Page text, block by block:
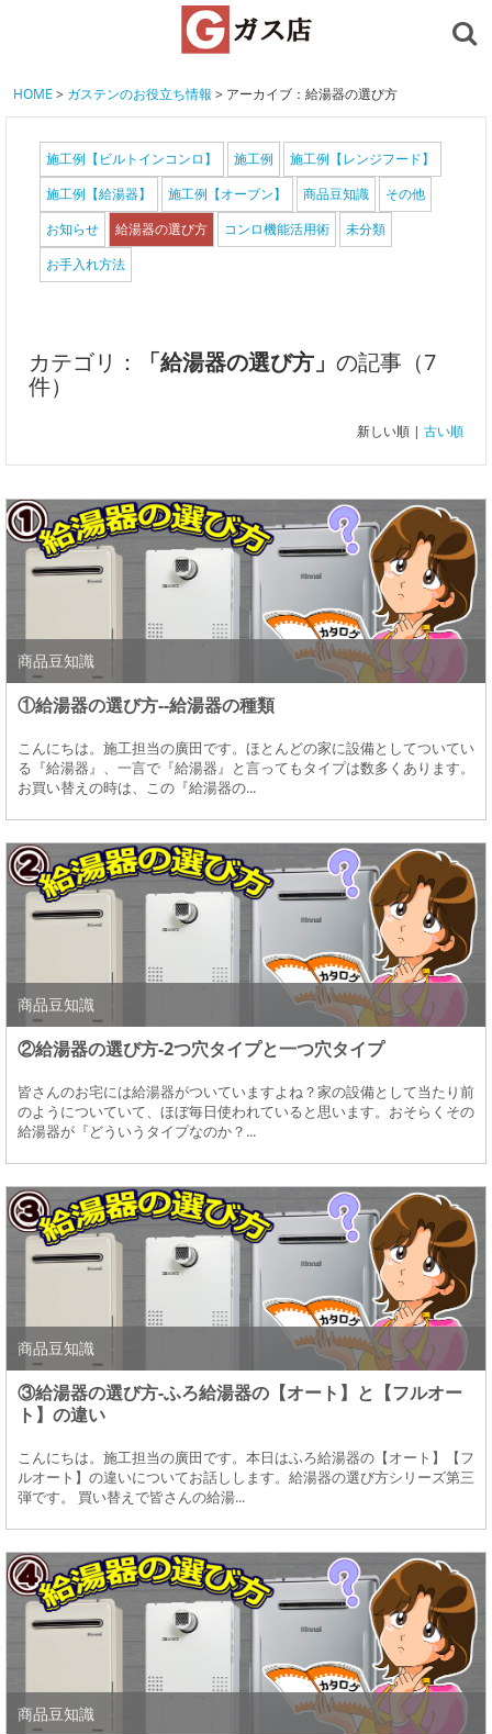
HOME > ガステンのお役立ち情報 > アーカイブ：給湯器の選び方
施工例【ビルトインコンロ】 施工例
施工例【レンジフード】
施工例【給湯器】
施工例【オーブン】 商品豆知識
その他
お知らせ
給湯器の選び方 コンロ機能活用術
未分類
お手入れ方法
カテゴリ： 「給湯器の選び方」 の記事（7
件）
新しい順 | 古い順
商品豆知識
①給湯器の選び方--給湯器の種類
こんにちは。施工担当の廣田です。ほとんどの家に設備としてついてい
る『給湯器』、一言で『給湯器』と言ってもタイプは数多くあります。
お買い替えの時は、この『給湯器の...
商品豆知識
②給湯器の選び方-2つ穴タイプと一つ穴タイプ
皆さんのお宅には給湯器がついていますよね？家の設備として当たり前
のようについていて、ほぼ毎日使われていると思います。おそらくその
給湯器が『どういうタイプなのか？...
商品豆知識
③給湯器の選び方-ふろ給湯器の【オート】と【フルオー
ト】の違い
こんにちは。施工担当の廣田です。本日はふろ給湯器の【オート】【フ
ルオート】の違いについてお話しします。給湯器の選び方シリーズ第三
弾です。 買い替えで皆さんの給湯...
商品豆知識